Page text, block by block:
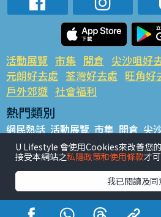
活動展覽 市集 開倉 尖沙咀好
元朗好去處 荃灣好去處 旺角好
戶外郊遊 社會福利
熱門類別
網民熱話 活動展覽 市集 開倉 尖
銅鑼灣好去處 元朗好去處 荃灣好
餐廳情報 戶外郊遊
熱門標籤
#UGO搵好去處 #人氣活動推介 #
#親子玩樂好去處
#ULifestyle應用
U Lifestyle 會使用Cookies來改善您
接受本網站之私隱政策和使用條款才
我已閱讀及同